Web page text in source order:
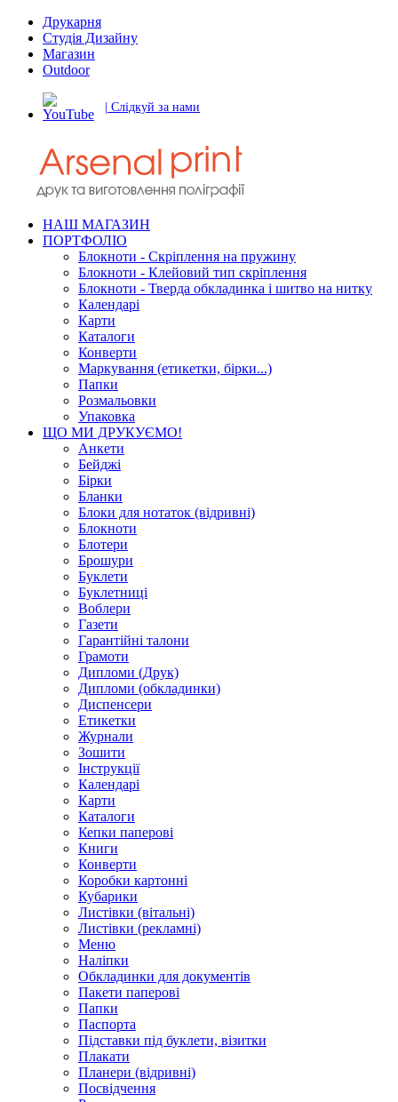
Друкарня
Студія Дизайну
Магазин
Outdoor
| Слідкуй за нами
НАШ МАГАЗИН
ПОРТФОЛІО
Блокноти - Скріплення на пружину
Блокноти - Клейовий тип скріплення
Блокноти - Тверда обкладинка і шитво на нитку
Календарі
Карти
Каталоги
Конверти
Маркування (етикетки, бірки...)
Папки
Розмальовки
Упаковка
ЩО МИ ДРУКУЄМО!
Анкети
Бейджі
Бірки
Бланки
Блоки для нотаток (відривні)
Блокноти
Блотери
Брошури
Буклети
Буклетниці
Воблери
Газети
Гарантійні талони
Грамоти
Дипломи (Друк)
Дипломи (обкладинки)
Диспенсери
Етикетки
Журнали
Зошити
Інструкції
Календарі
Карти
Каталоги
Кепки паперові
Книги
Конверти
Коробки картонні
Кубарики
Листівки (вітальні)
Листівки (рекламні)
Меню
Наліпки
Обкладинки для документів
Пакети паперові
Папки
Паспорта
Підставки під буклети, візитки
Плакати
Планери (відривні)
Посвідчення